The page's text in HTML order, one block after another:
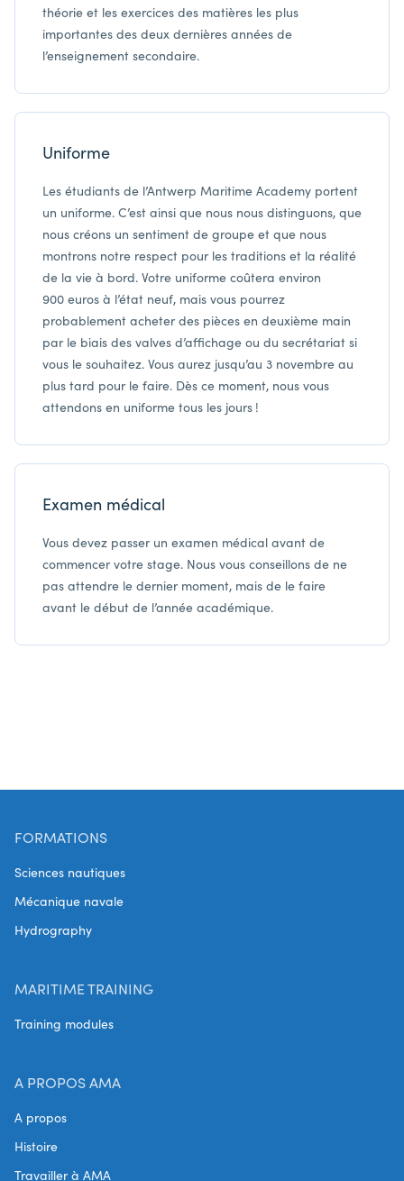
théorie et les exercices des matières les plus
importantes des deux dernières années de
l’enseignement secondaire.
Uniforme
Les étudiants de l’Antwerp Maritime Academy portent
un uniforme. C’est ainsi que nous nous distinguons, que
nous créons un sentiment de groupe et que nous
montrons notre respect pour les traditions et la réalité
de la vie à bord. Votre uniforme coûtera environ
900 euros à l’état neuf, mais vous pourrez
probablement acheter des pièces en deuxième main
par le biais des valves d’affichage ou du secrétariat si
vous le souhaitez. Vous aurez jusqu’au 3 novembre au
plus tard pour le faire. Dès ce moment, nous vous
attendons en uniforme tous les jours !
Examen médical
Vous devez passer un examen médical avant de
commencer votre stage. Nous vous conseillons de ne
pas attendre le dernier moment, mais de le faire
avant le début de l’année académique.
FORMATIONS
Sciences nautiques
Mécanique navale
Hydrography
MARITIME TRAINING
Training modules
A PROPOS AMA
A propos
Histoire
Travailler à AMA